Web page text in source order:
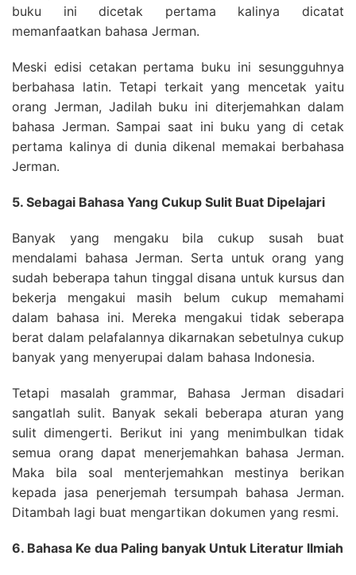
buku ini dicetak pertama kalinya dicatat
memanfaatkan bahasa Jerman.
Meski edisi cetakan pertama buku ini sesungguhnya
berbahasa latin. Tetapi terkait yang mencetak yaitu
orang Jerman, Jadilah buku ini diterjemahkan dalam
bahasa Jerman. Sampai saat ini buku yang di cetak
pertama kalinya di dunia dikenal memakai berbahasa
Jerman.
5. Sebagai Bahasa Yang Cukup Sulit Buat Dipelajari
Banyak yang mengaku bila cukup susah buat
mendalami bahasa Jerman. Serta untuk orang yang
sudah beberapa tahun tinggal disana untuk kursus dan
bekerja mengakui masih belum cukup memahami
dalam bahasa ini. Mereka mengakui tidak seberapa
berat dalam pelafalannya dikarnakan sebetulnya cukup
banyak yang menyerupai dalam bahasa Indonesia.
Tetapi masalah grammar, Bahasa Jerman disadari
sangatlah sulit. Banyak sekali beberapa aturan yang
sulit dimengerti. Berikut ini yang menimbulkan tidak
semua orang dapat menerjemahkan bahasa Jerman.
Maka bila soal menterjemahkan mestinya berikan
kepada jasa penerjemah tersumpah bahasa Jerman.
Ditambah lagi buat mengartikan dokumen yang resmi.
6. Bahasa Ke dua Paling banyak Untuk Literatur Ilmiah